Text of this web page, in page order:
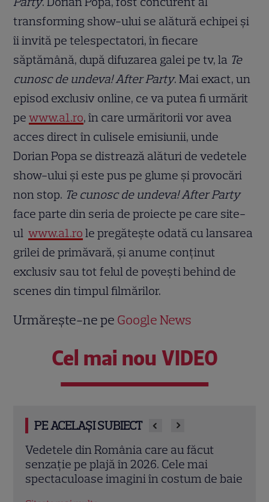
transforming show-ului se alătură echipei şi
îi invită pe telespectatori, în fiecare
săptămână, după difuzarea galei pe tv, la Te
cunosc de undeva! After Party. Mai exact, un
episod exclusiv online, ce va putea fi urmărit
pewww.a1.ro, în care urmăritorii vor avea
acces direct în culisele emisiunii, unde
Dorian Popa se distrează alături de vedetele
show-ului şi este pus pe glume şi provocări
non stop. Te cunosc de undeva! After Party
face parte din seria de proiecte pe care site-
ulwww.a1.ro le pregăteşte odată cu lansarea
grilei de primăvară, şi anume conţinut
exclusiv sau tot felul de poveşti behind de
scenes din timpul filmărilor.
Urmărește-ne pe Google News
Cel mai nou VIDEO
PE ACELAȘI SUBIECT
Mihaela Rădulescu împlinește 57 de ani.
Povestea uneia dintre cele mai iubite
vedete TV și marea iubire alături de Felix